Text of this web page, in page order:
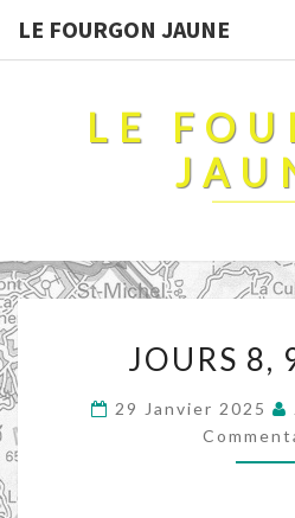
LE FOURGON JAUNE
LE
8,
ET
10
JOURS 8,
29 Janvier 2025